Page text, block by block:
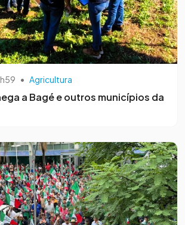
• Agricultura
a Bagé e outros municípios da